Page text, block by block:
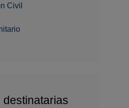
Civil
destinatarias